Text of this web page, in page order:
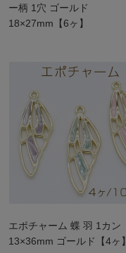
ー柄 1穴 ゴールド
18×27mm【6ヶ】
エポチャーム 蝶 羽 1カン
13×36mm ゴールド【4ヶ】